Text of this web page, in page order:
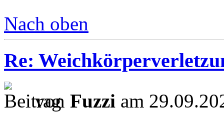
Nach oben
Re:
von Fuzzi am